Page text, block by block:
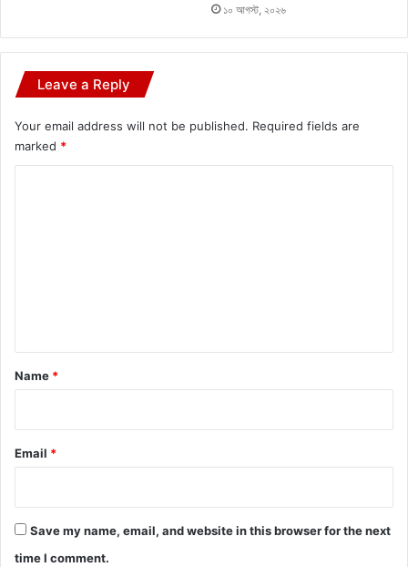
১০ আগস্ট, ২০২৬
Leave a Reply
Your email address will not be published. Required fields are
marked *
*
Name *
Email *
Save my name, email, and website in this browser for the next
time I comment.